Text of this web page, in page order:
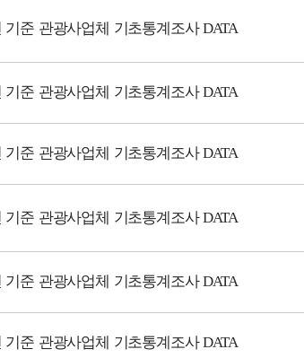
기준 관광사업체 기초통계조사 DATA
기준 관광사업체 기초통계조사 DATA
기준 관광사업체 기초통계조사 DATA
기준 관광사업체 기초통계조사 DATA
기준 관광사업체 기초통계조사 DATA
기준 관광사업체 기초통계조사 DATA